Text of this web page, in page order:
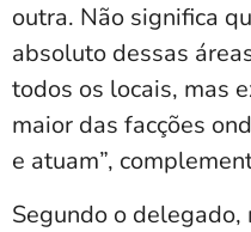
outra. Não significa
absoluto dessas
todos os locais, mas
maior das facções
e atuam”,
Segundo o